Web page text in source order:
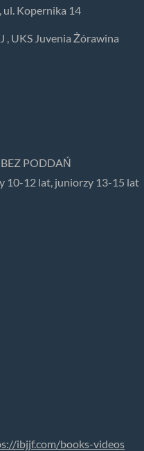
ul. Kopernika 14
, UKS Juvenia Żórawina
BEZ PODDAŃ
10-12 lat, juniorzy 13-15 lat
ibjjf.com/books-videos